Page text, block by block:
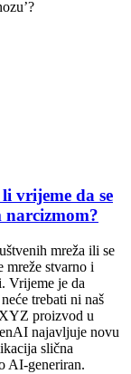
vrijeme da se
narcizmom?
mreža ili se
mreže stvarno i
Vrijeme je da
trebati ni naš
proizvod u
najavljuje novu
slična
AI-generiran.